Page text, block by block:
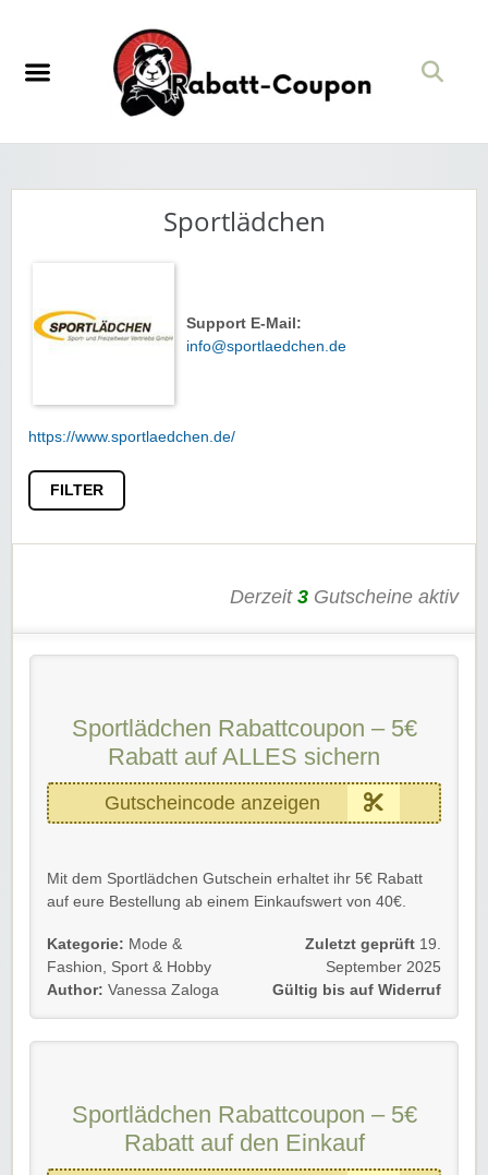
Sportlädchen
Support E-Mail:
info@sportlaedchen.de
https://www.sportlaedchen.de/
FILTER
Derzeit 3 Gutscheine aktiv
Sportlädchen Rabattcoupon – 5€
Rabatt auf ALLES sichern
Gutscheincode anzeigen
Mit dem Sportlädchen Gutschein erhaltet ihr 5€ Rabatt
auf eure Bestellung ab einem Einkaufswert von 40€.
Gültig für Neu- und Bestandskunden bis auf Widerruf.
Einfach den Sportlädchen Gutscheincode im
Viel Spaß beim Sparen und Sport machen!
Kategorie: Mode &
Fashion
Sport & Hobby
Author: Vanessa Zaloga
Zuletzt geprüft 19.
September 2025
Gültig bis auf Widerruf
Sportlädchen Rabattcoupon – 5€
Rabatt auf den Einkauf